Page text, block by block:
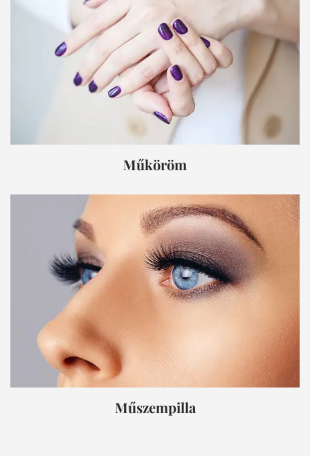
Műköröm
Műszempilla